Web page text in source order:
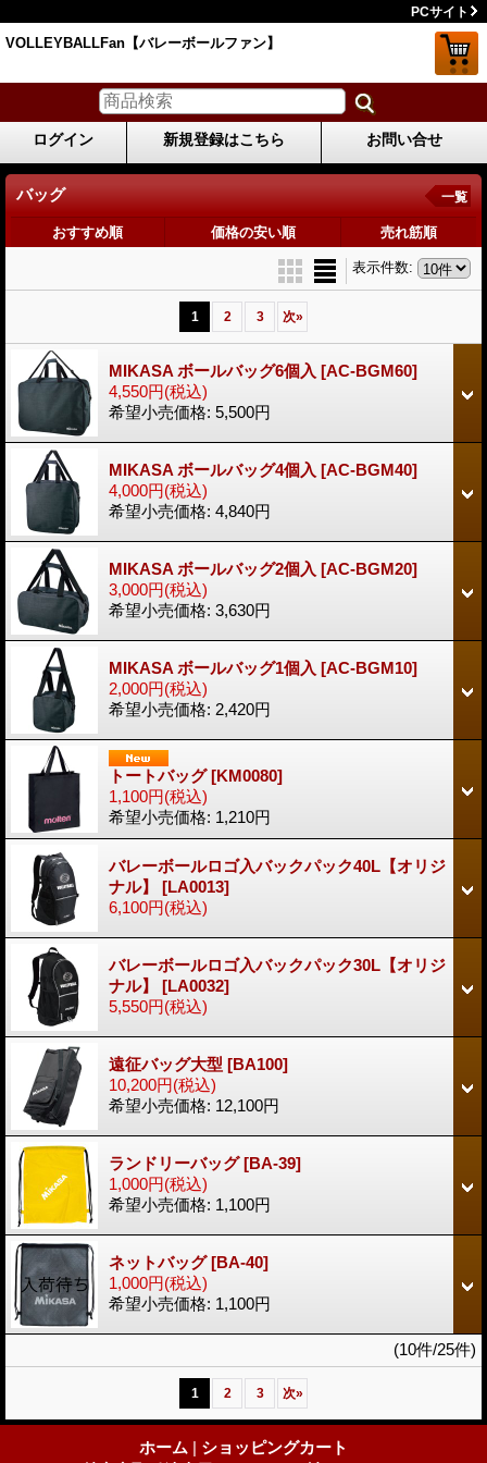
PCサイト
VOLLEYBALLFan【バレーボールファン】
ログイン 新規登録はこちら お問い合せ
バッグ 一覧
おすすめ順 価格の安い順 売れ筋順
表示件数:
1 2 3 次»
MIKASA ボールバッグ6個入 [AC-BGM60]
4,550円(税込)
希望小売価格: 5,500円
MIKASA ボールバッグ4個入 [AC-BGM40]
4,000円(税込)
希望小売価格: 4,840円
MIKASA ボールバッグ2個入 [AC-BGM20]
3,000円(税込)
希望小売価格: 3,630円
MIKASA ボールバッグ1個入 [AC-BGM10]
2,000円(税込)
希望小売価格: 2,420円
トートバッグ[KM0080]
1,100円(税込)
希望小売価格: 1,210円
バレーボールロゴ入バックパック40L【オリジ
ナル】 [LA0013]
6,100円(税込)
バレーボールロゴ入バックパック30L【オリジ
ナル】 [LA0032]
5,550円(税込)
遠征バッグ大型 [BA100]
10,200円(税込)
希望小売価格: 12,100円
ランドリーバッグ[BA-39]
1,000円(税込)
希望小売価格: 1,100円
ネットバッグ[BA-40]
1,000円(税込)
希望小売価格: 1,100円
(10件/25件)
1 2 3 次»
ホーム | ショッピングカート